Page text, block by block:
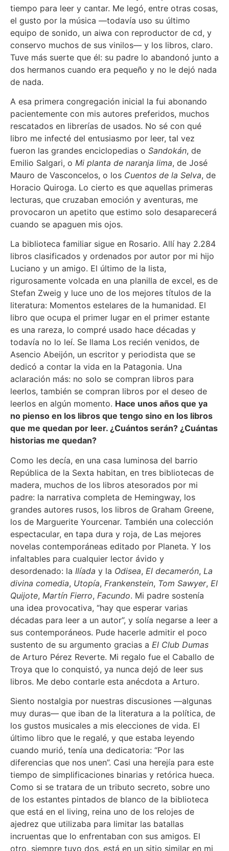
tiempo para leer y cantar. Me legó, entre otras cosas,
el gusto por la música —todavía uso su último
equipo de sonido, un aiwa con reproductor de cd, y
conservo muchos de sus vinilos— y los libros, claro.
Tuve más suerte que él: su padre lo abandonó junto a
dos hermanos cuando era pequeño y no le dejó nada
de nada.
A esa primera congregación inicial la fui abonando
pacientemente con mis autores preferidos, muchos
rescatados en librerías de usados. No sé con qué
libro me infecté del entusiasmo por leer, tal vez
fueron las grandes enciclopedias o Sandokán, de
Emilio Salgari, o Mi planta de naranja lima, de José
Mauro de Vasconcelos, o los Cuentos de la Selva, de
Horacio Quiroga. Lo cierto es que aquellas primeras
lecturas, que cruzaban emoción y aventuras, me
provocaron un apetito que estimo solo desaparecerá
cuando se apaguen mis ojos.
La biblioteca familiar sigue en Rosario. Allí hay 2.284
libros clasificados y ordenados por autor por mi hijo
Luciano y un amigo. El último de la lista,
rigurosamente volcada en una planilla de excel, es de
Stefan Zweig y luce uno de los mejores títulos de la
literatura: Momentos estelares de la humanidad. El
libro que ocupa el primer lugar en el primer estante
es una rareza, lo compré usado hace décadas y
todavía no lo leí. Se llama Los recién venidos, de
Asencio Abeijón, un escritor y periodista que se
dedicó a contar la vida en la Patagonia. Una
aclaración más: no solo se compran libros para
leerlos, también se compran libros por el deseo de
leerlos en algún momento. Hace unos años que ya
no pienso en los libros que tengo sino en los libros
que me quedan por leer. ¿Cuántos serán? ¿Cuántas
historias me quedan?
Como les decía, en una casa luminosa del barrio
República de la Sexta habitan, en tres bibliotecas de
madera, muchos de los libros atesorados por mi
padre: la narrativa completa de Hemingway, los
grandes autores rusos, los libros de Graham Greene,
los de Marguerite Yourcenar. También una colección
espectacular, en tapa dura y roja, de Las mejores
novelas contemporáneas editado por Planeta. Y los
infaltables para cualquier lector ávido y
desordenado: la Ilíada y la Odisea, El decamerón, La
divina comedia, Utopía, Frankenstein, Tom Sawyer, El
Quijote, Martín Fierro, Facundo. Mi padre sostenía
una idea provocativa, “hay que esperar varias
décadas para leer a un autor”, y solía negarse a leer a
sus contemporáneos. Pude hacerle admitir el poco
sustento de su argumento gracias a El Club Dumas
de Arturo Pérez Reverte. Mi regalo fue el Caballo de
Troya que lo conquistó, ya nunca dejó de leer sus
libros. Me debo contarle esta anécdota a Arturo.
Siento nostalgia por nuestras discusiones —algunas
muy duras— que iban de la literatura a la política, de
los gustos musicales a mis elecciones de vida. El
último libro que le regalé, y que estaba leyendo
cuando murió, tenía una dedicatoria: “Por las
diferencias que nos unen”. Casi una herejía para este
tiempo de simplificaciones binarias y retórica hueca.
Como si se tratara de un tributo secreto, sobre uno
de los estantes pintados de blanco de la biblioteca
que está en el living, reina uno de los relojes de
ajedrez que utilizaba para limitar las batallas
incruentas que lo enfrentaban con sus amigos. El
otro, siempre tuvo dos, está en un sitio similar en mi